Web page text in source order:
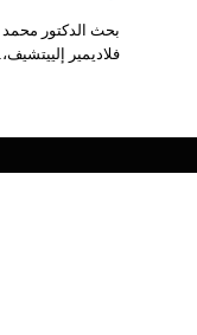
بحث الدكتور محمد
فلاديمير إلييتشيف،…